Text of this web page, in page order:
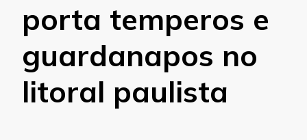
porta temperos e
guardanapos no
litoral paulista